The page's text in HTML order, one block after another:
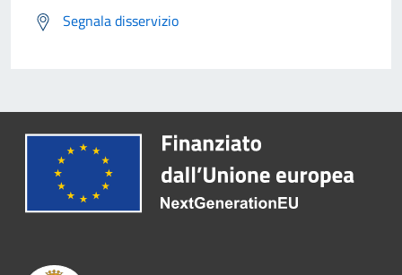
Segnala disservizio